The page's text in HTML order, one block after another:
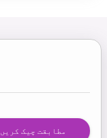
مطابقت چیک کریں